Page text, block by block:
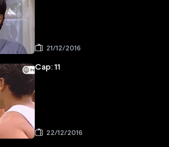
21/12/2016
Cap: 11
22/12/2016